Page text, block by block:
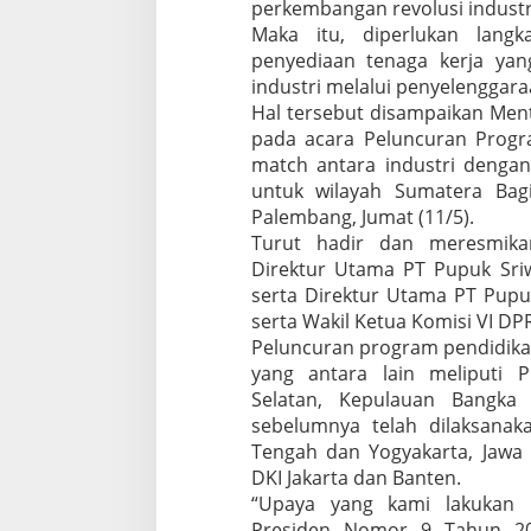
S
D
M
M
e
n
a
n
k
a
n
K
o
m
p
e
e
s
i
P
r
perkembangan revolusi
Maka itu, diperlukan
penyediaan tenaga kerja
industri melalui
Hal tersebut disampaikan
pada acara Peluncuran
match antara industri
untuk wilayah Sumatera
Palembang, Jumat (11/5).
Turut hadir dan
Direktur Utama PT Pupuk
serta Direktur Utama PT
serta Wakil Ketua Komisi VI
Peluncuran program
yang antara lain meliputi
Selatan, Kepulauan
sebelumnya telah
Tengah dan Yogyakarta,
DKI Jakarta dan Banten.
“Upaya yang kami